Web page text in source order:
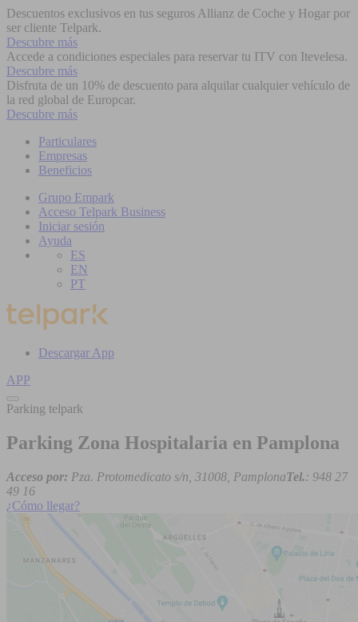
Descuentos exclusivos en tus seguros Allianz de Coche y Hogar por
ser cliente Telpark.
Descubre más
Accede a condiciones especiales para reservar tu ITV con Itevelesa.
Descubre más
Disfruta de un 10% de descuento para alquilar cualquier vehículo de
la red global de Europcar.
Descubre más
Particulares
Empresas
Beneficios
Grupo Empark
Acceso Telpark Business
Iniciar sesión
Ayuda
ES
EN
PT
Descargar App
APP
Parking telpark
Parking Zona Hospitalaria en Pamplona
Acceso por: Pza. Protomedicato s/n, 31008, PamplonaTel.: 948 27
49 16
¿Cómo llegar?